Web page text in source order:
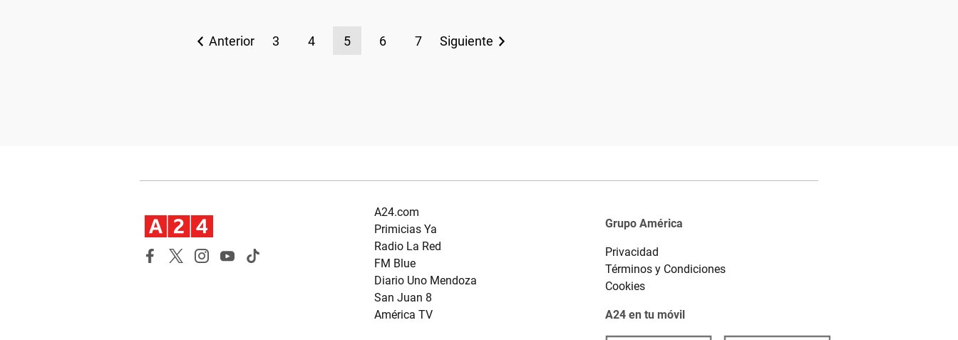
Anterior 3 4 5 6 7 Siguiente
A24.com
Primicias Ya
Radio La Red
FM Blue
Diario Uno Mendoza
San Juan 8
América TV
Grupo América
Privacidad
Términos y Condiciones
Cookies
A24 en tu móvil